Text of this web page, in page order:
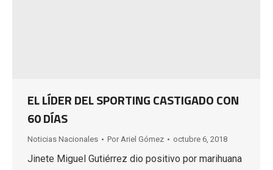
EL LÍDER DEL SPORTING CASTIGADO CON
60 DÍAS
Noticias Nacionales Por Ariel Gómez octubre 6, 2018
Jinete Miguel Gutiérrez dio positivo por marihuana